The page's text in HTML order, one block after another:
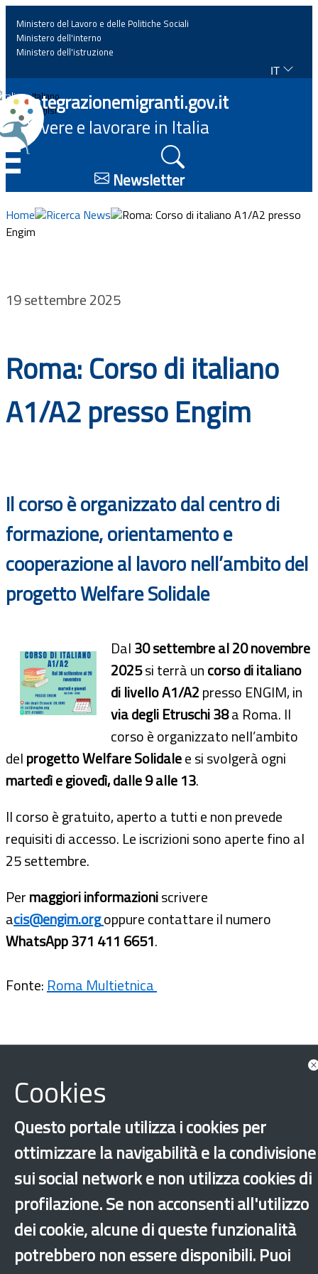
Home
News
Approfondimenti
Eventi
Progetti
Bandi
Guide
Ministero del Lavoro e delle Politiche Sociali
Ministero dell'interno
Ministero dell'istruzione
IT
Italiano
English
Integrazionemigranti.gov.it
Vivere e lavorare in Italia
Newsletter
Home Ricerca News
Roma: Corso di italiano A1/A2 presso
Engim
19 settembre 2025
Roma: Corso di italiano
A1/A2 presso Engim
Il corso è organizzato dal centro di
formazione, orientamento e
cooperazione al lavoro nell’ambito del
progetto Welfare Solidale
Dal30 settembre al 20 novembre
2025si terrà uncorso di italiano
di livello A1/A2presso ENGIM, in
via degli Etruschi 38a Roma. Il
corso è organizzato nell’ambito
delprogetto Welfare Solidalee si svolgerà ogni
martedì e giovedì, dalle 9 alle 13.
Il corso è gratuito, aperto a tutti e non prevede
requisiti di accesso. Le iscrizioni sono aperte fino al
25 settembre.
Permaggiori informazioniscrivere
acis@engim.orgoppure contattare il numero
WhatsApp 371 411 6651.
Fonte: Roma Multietnica
Formazione e tirocini
Integrazione
Istruzione
Roma
×
Cookies
Questo portale utilizza i cookies per
ottimizzare la navigabilità e la condivisione
sui social network e non utilizza cookies di
profilazione. Se non acconsenti all'utilizzo
dei cookie, alcune di queste funzionalità
potrebbero non essere disponibili. Puoi